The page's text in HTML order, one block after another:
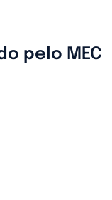
pelo MEC